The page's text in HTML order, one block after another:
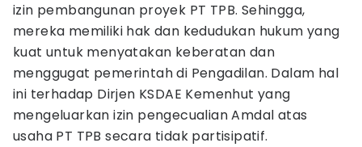
izin pembangunan proyek PT TPB. Sehingga,
mereka memiliki hak dan kedudukan hukum yang
kuat untuk menyatakan keberatan dan
menggugat pemerintah di Pengadilan. Dalam hal
ini terhadap Dirjen KSDAE Kemenhut yang
mengeluarkan izin pengecualian Amdal atas
usaha PT TPB secara tidak partisipatif.